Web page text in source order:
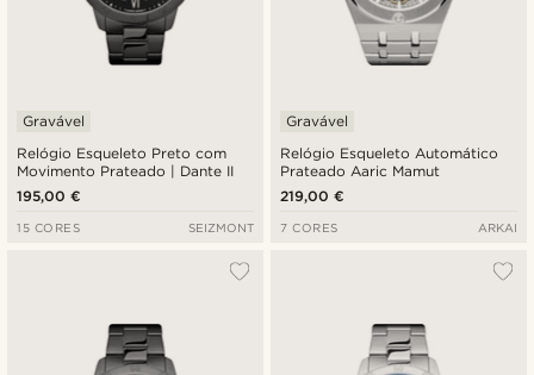
Relógio Esqueleto Preto com
Movimento Prateado | Dante II
Gravável
195,00 €
15 CORES SEIZMONT
Relógio Esqueleto Automático
Prateado Aaric Mamut
Gravável
219,00 €
7 CORES ARKAI